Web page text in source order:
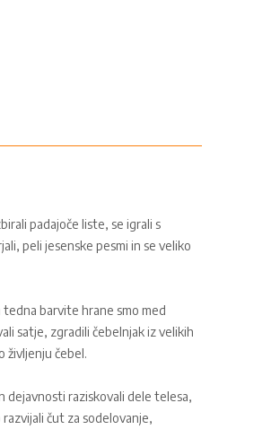
padajoče liste, se igrali s
peli jesenske pesmi in se veliko
barvite hrane smo med
satje, zgradili čebelnjak iz velikih
življenju čebel.
dejavnosti raziskovali dele telesa,
čut za sodelovanje,